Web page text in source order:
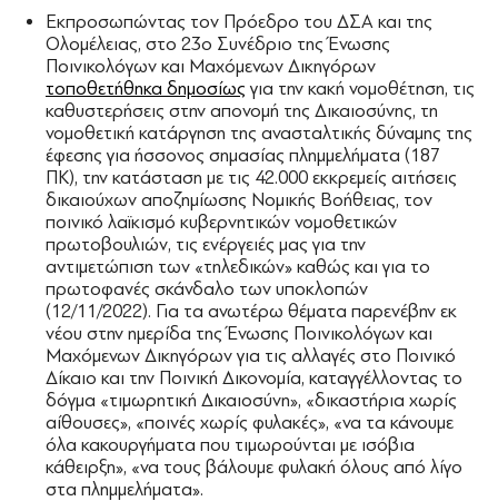
Εκπροσωπώντας τον Πρόεδρο του ΔΣΑ και της
Ολομέλειας, στο 23ο Συνέδριο της Ένωσης
Ποινικολόγων και Μαχόμενων Δικηγόρων
τοποθετήθηκα δημοσίως για την κακή νομοθέτηση, τις
καθυστερήσεις στην απονομή της Δικαιοσύνης, τη
νομοθετική κατάργηση της ανασταλτικής δύναμης της
έφεσης για ήσσονος σημασίας πλημμελήματα (187
ΠΚ), την κατάσταση με τις 42.000 εκκρεμείς αιτήσεις
δικαιούχων αποζημίωσης Νομικής Βοήθειας, τον
ποινικό λαϊκισμό κυβερνητικών νομοθετικών
πρωτοβουλιών, τις ενέργειές μας για την
αντιμετώπιση των «τηλεδικών» καθώς και για το
πρωτοφανές σκάνδαλο των υποκλοπών
(12/11/2022). Για τα ανωτέρω θέματα παρενέβην εκ
νέου στην ημερίδα της Ένωσης Ποινικολόγων και
Μαχόμενων Δικηγόρων για τις αλλαγές στο Ποινικό
Δίκαιο και την Ποινική Δικονομία, καταγγέλλοντας το
δόγμα «τιμωρητική Δικαιοσύνη», «δικαστήρια χωρίς
αίθουσες», «ποινές χωρίς φυλακές», «να τα κάνουμε
όλα κακουργήματα που τιμωρούνται με ισόβια
κάθειρξη», «να τους βάλουμε φυλακή όλους από λίγο
στα πλημμελήματα».